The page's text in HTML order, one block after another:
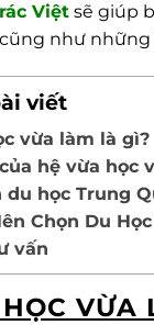
Việt sẽ giúp
như
viết
vừa làm là gì?
hệ vừa học
học Trung
Chọn Du
vấn
VỪA